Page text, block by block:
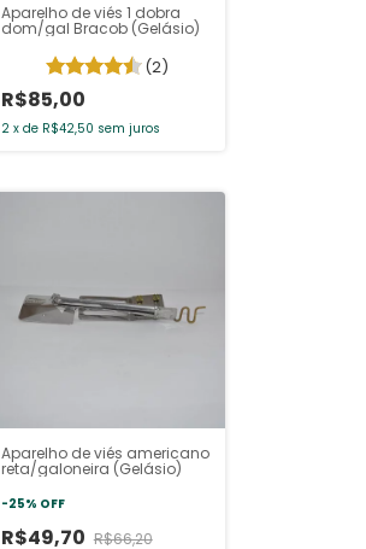
Aparelho de viés 1 dobra
dom/gal Bracob (Gelásio)
(2)
R$85,00
2 x de R$42,50 sem juros
Aparelho de viés americano
reta/galoneira (Gelásio)
-25% OFF
R$49,70 R$66,20